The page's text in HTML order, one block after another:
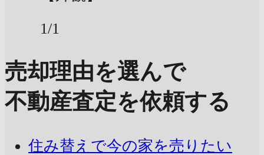
1/1
売却理由を選んで
不動産査定を依頼する
住み替えで今の家を売りたい